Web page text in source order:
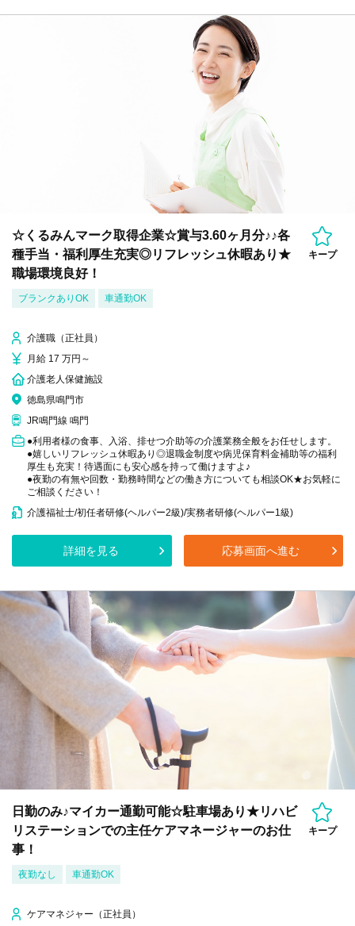
☆くるみんマーク取得企業☆賞与3.60ヶ月分♪♪各
種手当・福利厚生充実◎リフレッシュ休暇あり★
職場環境良好！
キープ
ブランクありOK 車通勤OK
介護職（正社員）
月給 17 万円～
介護老人保健施設
徳島県鳴門市
JR鳴門線 鳴門
●利用者様の食事、入浴、排せつ介助等の介護業務全般をお任せします。
●嬉しいリフレッシュ休暇あり◎退職金制度や病児保育料金補助等の福利
厚生も充実！待遇面にも安心感を持って働けますよ♪
●夜勤の有無や回数・勤務時間などの働き方についても相談OK★お気軽に
ご相談ください！
介護福祉士/初任者研修(ヘルパー2級)/実務者研修(ヘルパー1級)
詳細を見る 応募画面へ進む
日勤のみ♪マイカー通勤可能☆駐車場あり★リハビ
リステーションでの主任ケアマネージャーのお仕
事！
キープ
夜勤なし 車通勤OK
ケアマネジャー（正社員）